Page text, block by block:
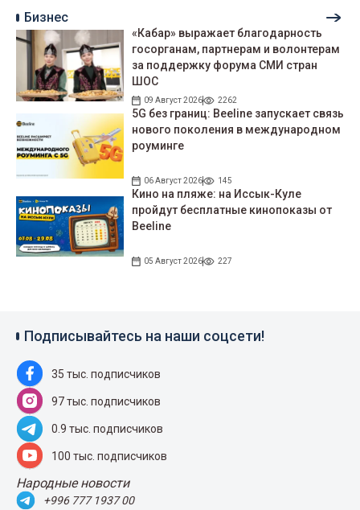
Бизнес
«Кабар» выражает благодарность
госорганам, партнерам и волонтерам
за поддержку форума СМИ стран
ШОС
09 Август 2026 2262
5G без границ: Beeline запускает связь
нового поколения в международном
роуминге
06 Август 2026 145
Кино на пляже: на Иссык-Куле
пройдут беcплатные кинопоказы от
Beeline
05 Август 2026 227
Подписывайтесь на наши соцсети!
35 тыс. подписчиков
97 тыс. подписчиков
0.9 тыс. подписчиков
100 тыс. подписчиков
Народные новости
+996 777 1937 00